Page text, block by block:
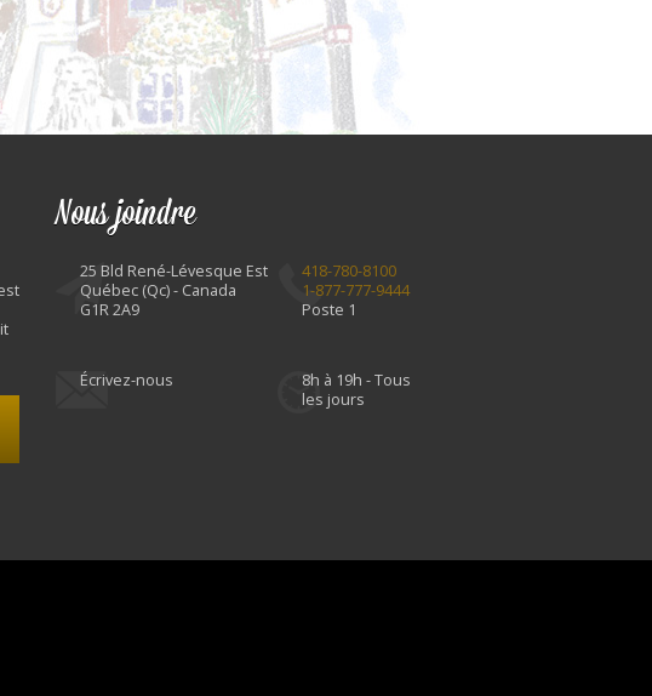
Nous joindre
25 Bld René-Lévesque Est
Québec (Qc) - Canada
G1R 2A9
418-780-8100
1-877-777-9444
Poste 1
Écrivez-nous
8h à 19h - Tous
les jours